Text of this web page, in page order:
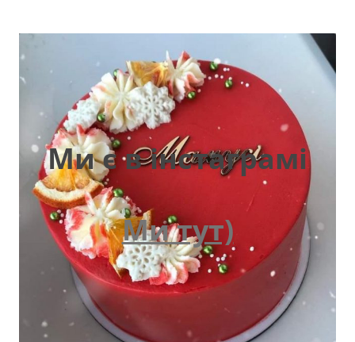
Ми є в інстаграмі
Ми тут)